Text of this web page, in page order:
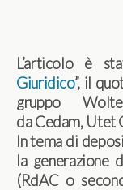
L’articolo è
Giuridico”, il
gruppo
da Cedam, Utet
In tema di
la generazione
(RdAC o